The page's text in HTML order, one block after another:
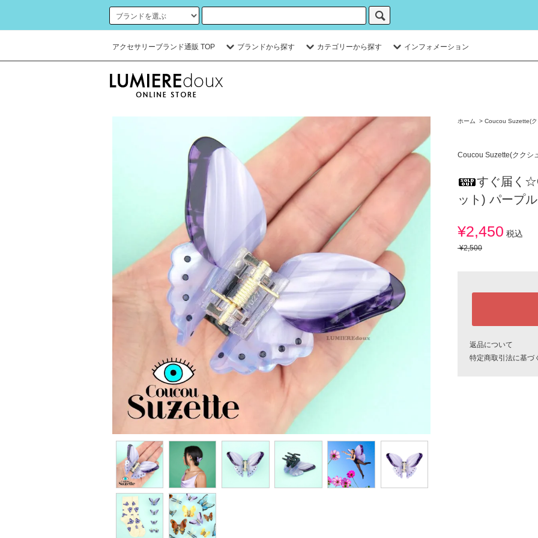
アクセサリーブランド通販 TOP ブランドから探す カテゴリーから探す インフォメーション
ホーム > Coucou Suzette(
Coucou Suzette(ククシ
すぐ届く
ット) パープ
¥2,450 税込
¥2,500
返品について
特定商取引法に基づ